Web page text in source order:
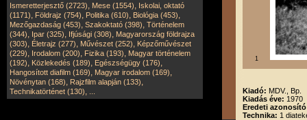
Ismeretterjesztő (2723), Mese (1554), Iskolai, oktató
(1171), Földrajz (754), Politika (610), Biológia (453),
Mezőgazdaság (453), Szakoktató (398), Történelem
(344), Ipar (325), Ifjúsági (308), Magyarország földrajza
(303), Életrajz (277), Művészet (252), Képzőművészet
(229), Irodalom (200), Fizika (193), Magyar történelem
(192), Közlekedés (189), Egészségügy (176),
Hangosított diafilm (169), Magyar irodalom (169),
Növénytan (168), Rajzfilm alapján (133),
Technikatörténet (130),
1
Kiadó: MDV., Bp.
Kiadás éve: 1970
Eredeti
Technika: 1